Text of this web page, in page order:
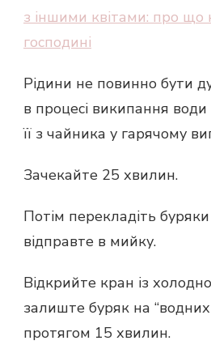
з іншими квітами: про що
господині
Рідини не повинно бути
в процесі википання
її з чайника у гарячому
Зачекайте 25 хвилин.
Потім перекладіть буряки
відправте в мийку.
Відкрийте кран із
залиште буряк на
протягом 15 хвилин.